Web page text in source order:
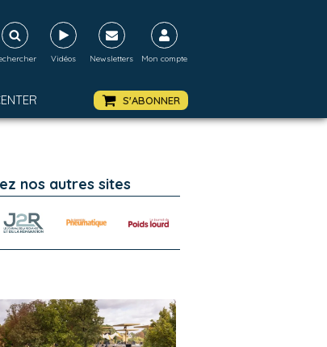
Vidéos Newsletters Mon compte
S'ABONNER
nos autres sites